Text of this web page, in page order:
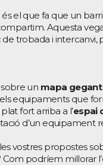
el que fa que un
Aquesta
trobada i intercanvi,
un mapa
equipaments que
fort arriba a l’espai
d’un
vostres propostes
Com podríem millorar